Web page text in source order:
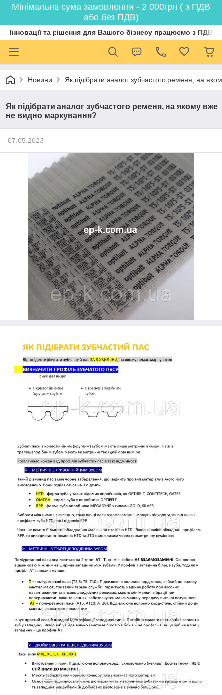
Мінімальна сума замовлення - 2 000грн ( з ПДВ
або без ПДВ)
Інновації та рішення для Вашого бізнесу працюємо з ПДВ
Новини Як підібрати аналог зубчастого ременя, на
Як підібрати аналог зубчастого ременя, на якому вже
не видно маркування?
07.05.2023